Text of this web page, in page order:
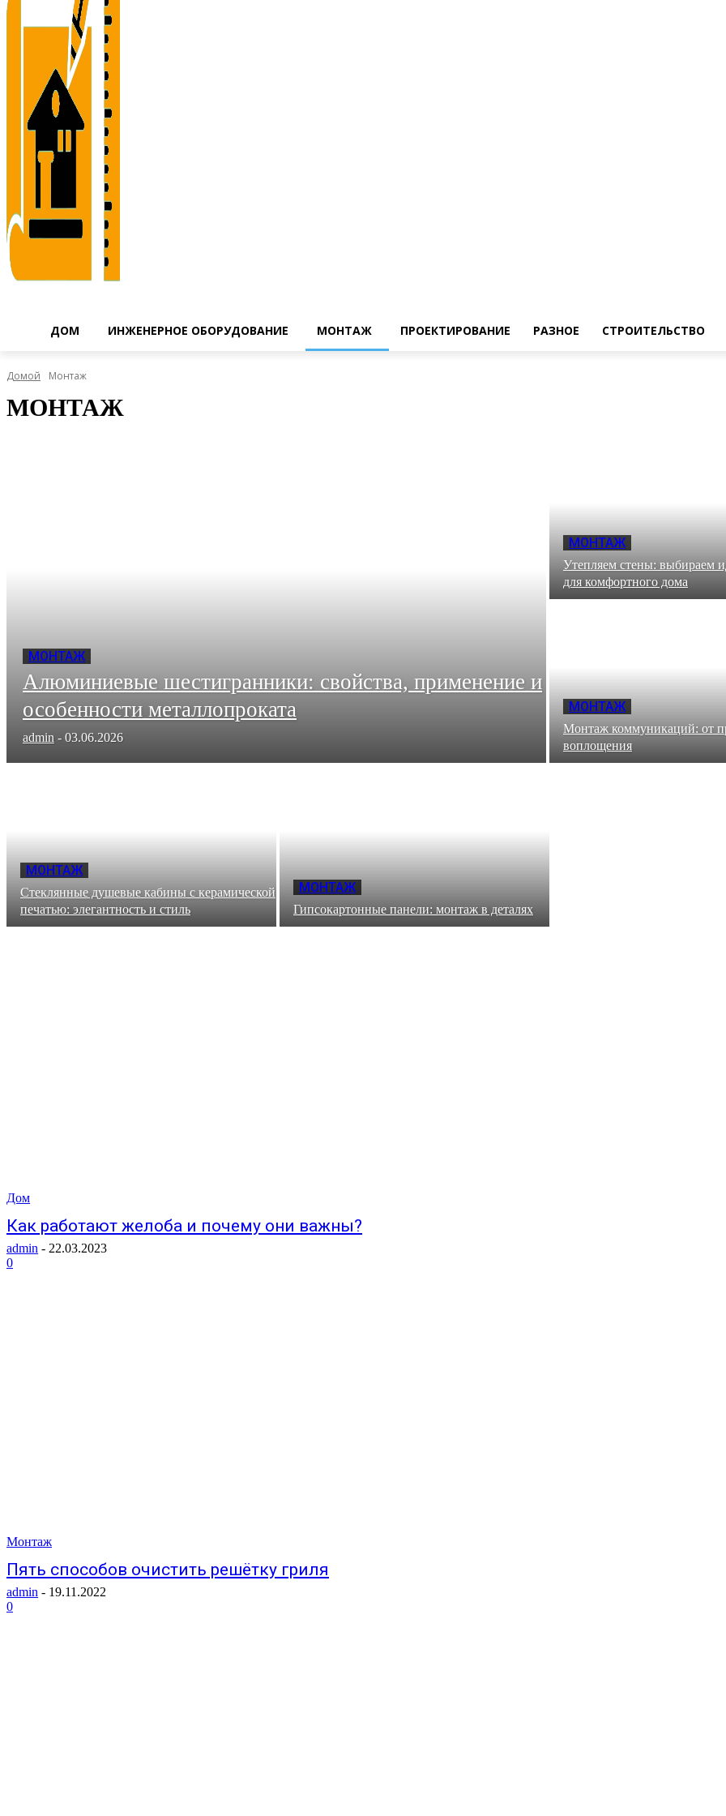
ДОМ ИНЖЕНЕРНОЕ ОБОРУДОВАНИЕ МОНТАЖ ПРОЕКТИРОВАНИЕ РАЗНОЕ СТРОИТЕЛЬСТВО
Домой Монтаж
МОНТАЖ
МОНТАЖ
Алюминиевые шестигранники: свойства, применение и
особенности металлопроката
admin - 03.06.2026
МОНТАЖ
Утепляем стены: выбираем
для комфортного дома
МОНТАЖ
Монтаж коммуникаций: от
воплощения
МОНТАЖ
Стеклянные душевые кабины с керамической
печатью: элегантность и стиль
МОНТАЖ
Гипсокартонные панели: монтаж в деталях
Дом
Как работают желоба и почему они важны?
admin - 22.03.2023
0
Монтаж
Пять способов очистить решётку гриля
admin - 19.11.2022
0